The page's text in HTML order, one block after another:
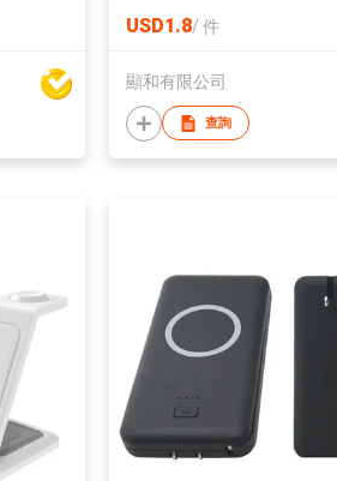
USD1.8/ 件
顯和有限公司
查詢